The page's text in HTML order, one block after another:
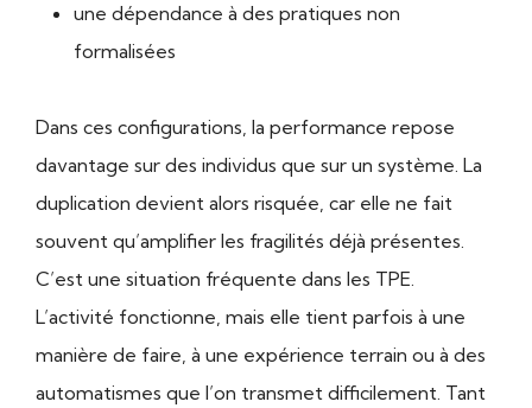
une dépendance à des pratiques non
formalisées
Dans ces configurations, la performance repose
davantage sur des individus que sur un système. La
duplication devient alors risquée, car elle ne fait
souvent qu’amplifier les fragilités déjà présentes.
C’est une situation fréquente dans les TPE.
L’activité fonctionne, mais elle tient parfois à une
manière de faire, à une expérience terrain ou à des
automatismes que l’on transmet difficilement. Tant